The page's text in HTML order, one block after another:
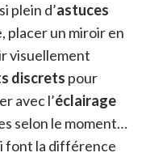
plein d’astuces
placer un miroir en
visuellement
discrets pour
avec l’éclairage
selon le moment…
font la différence